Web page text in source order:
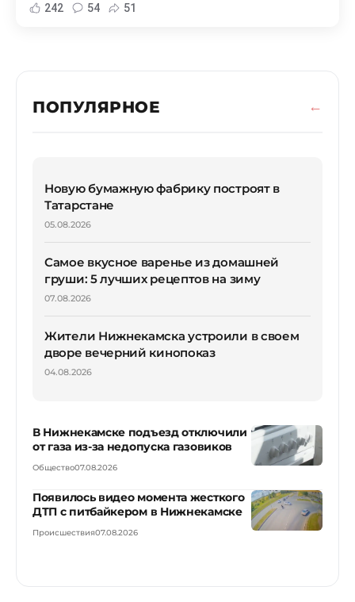
242 54 51
ПОПУЛЯРНОЕ
Новую бумажную фабрику построят в
Татарстане
05.08.2026
Самое вкусное варенье из домашней
груши: 5 лучших рецептов на зиму
07.08.2026
Жители Нижнекамска устроили в своем
дворе вечерний кинопоказ
04.08.2026
В Нижнекамске подъезд отключили
от газа из-за недопуска газовиков
Общество07.08.2026
Появилось видео момента жесткого
ДТП с питбайкером в Нижнекамске
Происшествия07.08.2026